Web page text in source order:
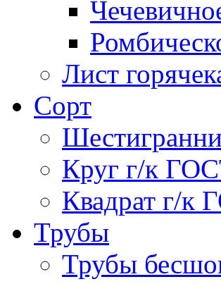
Лист
Сорт
Круг г/к
Квадрат г/к
Трубы
Трубы